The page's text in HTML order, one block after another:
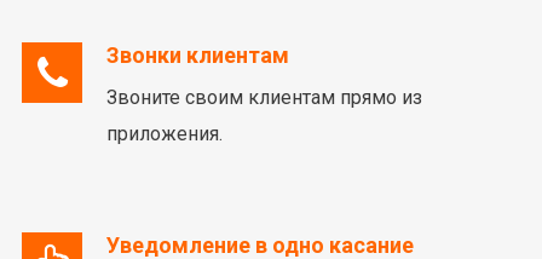
Звонки клиентам
Звоните своим клиентам прямо из
приложения.
Уведомление в одно касание